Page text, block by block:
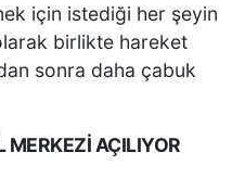
Motosikletliye
Yoluna Devam Etti
için istediği her şeyin
birlikte hareket
sonra daha çabuk
MERKEZİ AÇILIYOR